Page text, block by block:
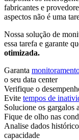
fabricantes e
aspectos não é uma
Nossa solução de
essa tarefa e garante
otimizada.
Garanta
o seu data center
Verifique o
Evite tempos de
Solucione os gargalos
Fique de olho nas
Analise dados
capacidade